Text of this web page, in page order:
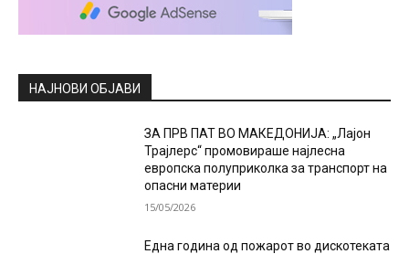
НАЈНОВИ ОБЈАВИ
ЗА ПРВ ПАТ ВО МАКЕДОНИЈА: „Лајон
Трајлерс“ промовираше најлесна
европска полуприколка за транспорт на
опасни материи
15/05/2026
Една година од пожарот во дискотеката